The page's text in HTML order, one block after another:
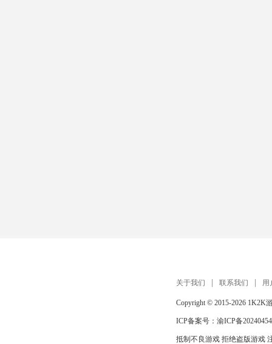
关于我们 联系我们 用
Copyright © 2015-2026 1K2K
ICP备案号： 渝ICP备
抵制不良游戏 拒绝盗版游戏